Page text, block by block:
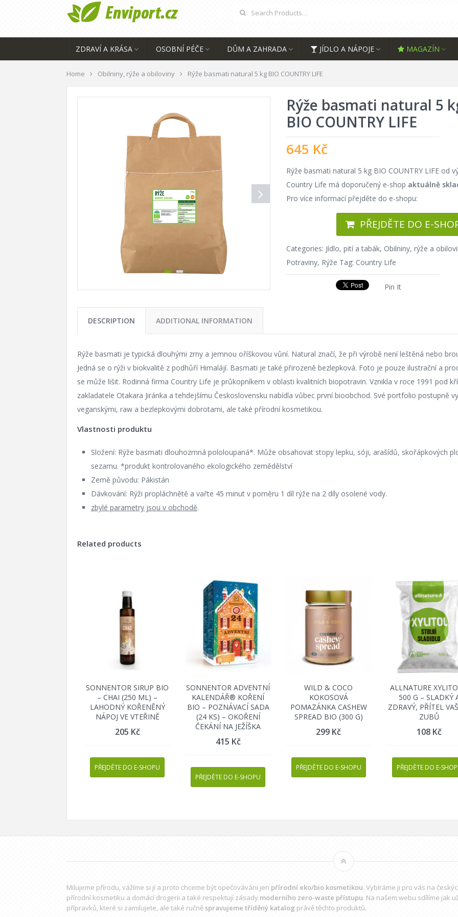
ZDRAVÍ A KRÁSA OSOBNÍ PÉČE DŮM A ZAHRADA JÍDLO A NÁPOJE MAGAZÍN
Home Obilniny, rýže a obiloviny Rýže basmati natural 5 kg BIO COUNTRY LIFE
Rýže basmati natural 5
BIO COUNTRY LIFE
645 Kč
Rýže basmati natural 5 kg BIO COUNTRY LIFE od
Country Life má doporučený e-shop aktuálně
Pro více informací přejděte do e-shopu:
PŘEJDĚTE DO E-
Categories: Jídlo, pití a tabák, Obilniny, rýže a
Potraviny, Rýže Tag: Country Life
Pin It
DESCRIPTION ADDITIONAL INFORMATION
Rýže basmati je typická dlouhými zrny a jemnou oříškovou vůní. Natural značí, že při výrobě není leštěná nebo
Jedná se o rýži v biokvalitě z podhůří Himalájí. Basmati je také přirozeně bezlepková. Foto je pouze ilustrační a
se může lišit. Rodinná firma Country Life je průkopníkem v oblasti kvalitních biopotravin. Vznikla v roce 1991 pod
zakladatele Otakara Jiránka a tehdejšímu Československu nabídla vůbec první bioobchod. Své portfolio postupně
veganskými, raw a bezlepkovými dobrotami, ale také přírodní kosmetikou.
Vlastnosti produktu
Složení: Rýže basmati dlouhozrnná pololoupaná*. Může obsahovat stopy lepku, sóji, arašídů, skořápkových
sezamu. *produkt kontrolovaného ekologického zemědělství
Země původu: Pákistán
Dávkování: Rýži propláchnětě a vařte 45 minut v poměru 1 díl rýže na 2 díly osolené vody.
zbylé parametry jsou v obchodě.
Related products
SONNENTOR SIRUP BIO
– CHAI (250 ML) –
LAHODNÝ KOŘENĚNÝ
NÁPOJ VE VTEŘINĚ
205 Kč
PŘEJDĚTE DO E-SHOPU
SONNENTOR ADVENTNÍ
KALENDÁŘ® KOŘENÍ
BIO – POZNÁVACÍ SADA
(24 KS) – OKOŘENÍ
ČEKÁNÍ NA JEŽÍŠKA
415 Kč
PŘEJDĚTE DO E-SHOPU
WILD & COCO
KOKOSOVÁ
POMAZÁNKA CASHEW
SPREAD BIO (300 G)
299 Kč
PŘEJDĚTE DO E-SHOPU
ALLNATURE
500 G – SLADKÝ
ZDRAVÝ, PŘÍTEL
ZUBŮ
108 Kč
PŘEJDĚTE DO E-
Milujeme přírodu, vážíme si jí a proto chceme být opečováváni jen přírodní eko/bio kosmetikou. Vybíráme ji pro vás na
přírodní kosmetiku a domácí drogerii a také respektují zásady moderního zero-waste přístupu. Na našem webu sdílíme jak
přípravků, které si zamilujete, ale také ručněspravujeme tříděný katalog právě těchto produktů.